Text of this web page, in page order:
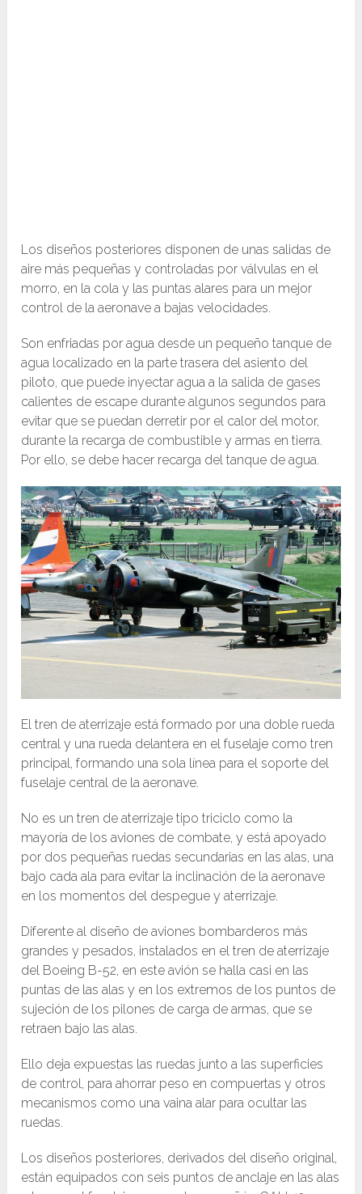
Los diseños posteriores disponen de unas salidas de
aire más pequeñas y controladas por válvulas en el
morro, en la cola y las puntas alares para un mejor
control de la aeronave a bajas velocidades.
Son enfriadas por agua desde un pequeño tanque de
agua localizado en la parte trasera del asiento del
piloto, que puede inyectar agua a la salida de gases
calientes de escape durante algunos segundos para
evitar que se puedan derretir por el calor del motor,
durante la recarga de combustible y armas en tierra.
Por ello, se debe hacer recarga del tanque de agua.
El tren de aterrizaje está formado por una doble rueda
central y una rueda delantera en el fuselaje como tren
principal, formando una sola línea para el soporte del
fuselaje central de la aeronave.
No es un tren de aterrizaje tipo triciclo como la
mayoría de los aviones de combate, y está apoyado
por dos pequeñas ruedas secundarias en las alas, una
bajo cada ala para evitar la inclinación de la aeronave
en los momentos del despegue y aterrizaje.
Diferente al diseño de aviones bombarderos más
grandes y pesados, instalados en el tren de aterrizaje
del Boeing B-52, en este avión se halla casi en las
puntas de las alas y en los extremos de los puntos de
sujeción de los pilones de carga de armas, que se
retraen bajo las alas.
Ello deja expuestas las ruedas junto a las superficies
de control, para ahorrar peso en compuertas y otros
mecanismos como una vaina alar para ocultar las
ruedas.
Los diseños posteriores, derivados del diseño original,
están equipados con seis puntos de anclaje en las alas